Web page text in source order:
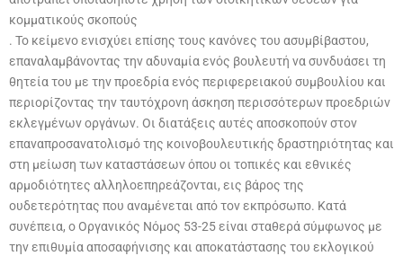
κομματικούς σκοπούς
. Το κείμενο ενισχύει επίσης τους κανόνες του ασυμβίβαστου,
επαναλαμβάνοντας την αδυναμία ενός βουλευτή να συνδυάσει τη
θητεία του με την προεδρία ενός περιφερειακού συμβουλίου και
περιορίζοντας την ταυτόχρονη άσκηση περισσότερων προεδριών
εκλεγμένων οργάνων. Οι διατάξεις αυτές αποσκοπούν στον
επαναπροσανατολισμό της κοινοβουλευτικής δραστηριότητας και
στη μείωση των καταστάσεων όπου οι τοπικές και εθνικές
αρμοδιότητες αλληλοεπηρεάζονται, εις βάρος της
ουδετερότητας που αναμένεται από τον εκπρόσωπο. Κατά
συνέπεια, ο Οργανικός Νόμος 53-25 είναι σταθερά σύμφωνος με
την επιθυμία αποσαφήνισης και αποκατάστασης του εκλογικού